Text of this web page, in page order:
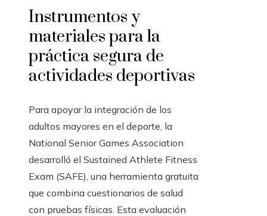
Instrumentos y
materiales para la
práctica segura de
actividades deportivas
Para apoyar la integración de los
adultos mayores en el deporte, la
National Senior Games Association
desarrolló el Sustained Athlete Fitness
Exam (SAFE), una herramienta gratuita
que combina cuestionarios de salud
con pruebas físicas. Esta evaluación